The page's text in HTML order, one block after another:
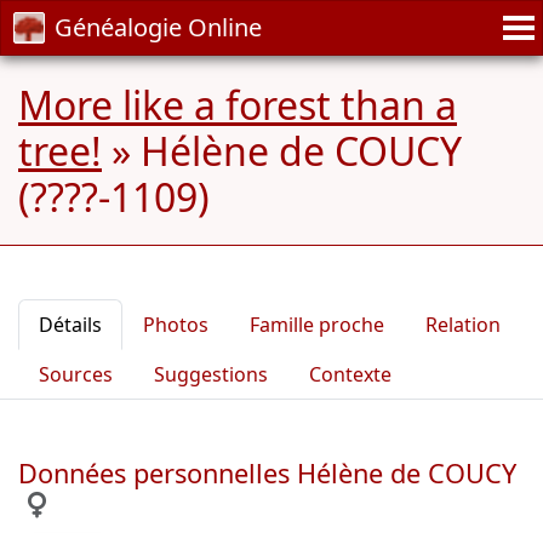
Généalogie Online
More like a forest than a
tree! » Hélène de COUCY
(????-1109)
Détails Photos Famille proche
Relation
Sources
Suggestions Contexte
Données personnelles Hélène de COUCY